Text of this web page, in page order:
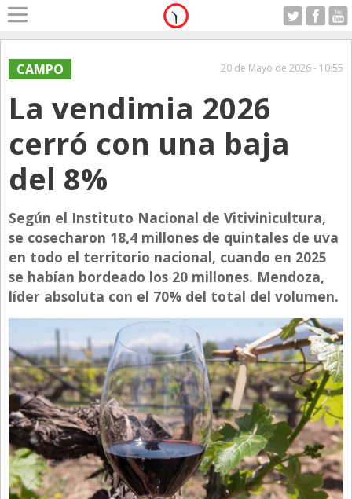
Home
A Motor
Anticipo
Campo
Carrera & Emprendedores
Coleccionistas
Con Estilo
De Bolsillo
Diarios de Argentina
Diarios del Mundo
Directivos
Ecología y Ambiente
Economía
El Experto
El Innovador
Sabado 08.08.2026
CAMPO 20 de Mayo de 2026 - 10:55
La vendimia 2026
cerró con una baja
del 8%
Según el Instituto Nacional de Vitivinicultura,
se cosecharon 18,4 millones de quintales de uva
en todo el territorio nacional, cuando en 2025
se habían bordeado los 20 millones. Mendoza,
líder absoluta con el 70% del total del volumen.